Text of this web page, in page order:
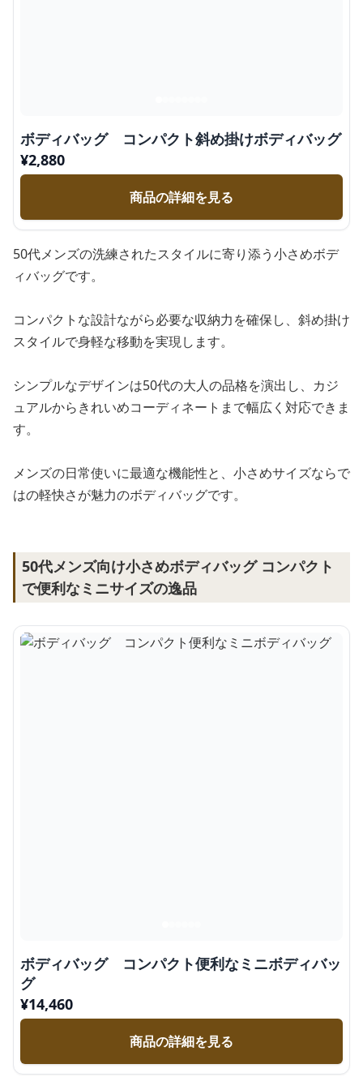
ボディバッグ コンパクト斜め掛けボディバッグ
¥2,880
商品の詳細を見る
50代メンズの洗練されたスタイルに寄り添う小さめボデ
ィバッグです。
コンパクトな設計ながら必要な収納力を確保し、斜め掛け
スタイルで身軽な移動を実現します。
シンプルなデザインは50代の大人の品格を演出し、カジ
ュアルからきれいめコーディネートまで幅広く対応できま
す。
メンズの日常使いに最適な機能性と、小さめサイズならで
はの軽快さが魅力のボディバッグです。
50代メンズ向け小さめボディバッグ コンパクト
で便利なミニサイズの逸品
ボディバッグ コンパクト便利なミニボディバッ
グ
¥14,460
商品の詳細を見る